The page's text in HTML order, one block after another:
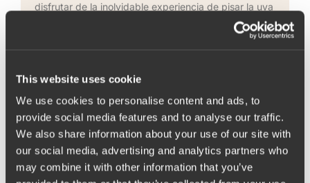
This website uses cookie
We use cookies to personalise content and ads, to
provide social media features and to analyse our traffic.
We also share information about your use of our site with
our social media, advertising and analytics partners who
may combine it with other information that you’ve
disfrutar de la inolvidable experiencia de pisar la uva
en los lagares (se requiere reserva previa). Quinta da
Roêda está muy cerca del centro de la ciudad de
turísticos como para los coches particulares.
español y francês.
Información General:
Quinta da Roêda, 5085-016 Pinhão